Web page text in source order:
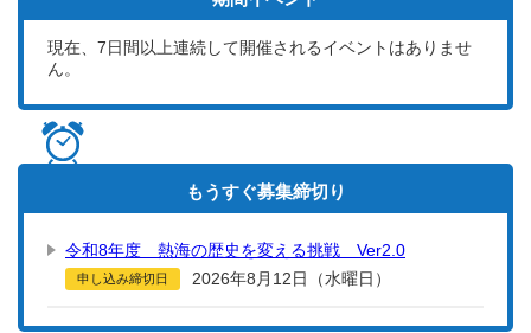
現在、 7 日間以上連続して開催されるイベントはありませ
ん。
もうすぐ募集締切り
令和8年度 熱海の歴史を変える挑戦 Ver2.0
申し込み締切日 2026年8月12日（水曜日）